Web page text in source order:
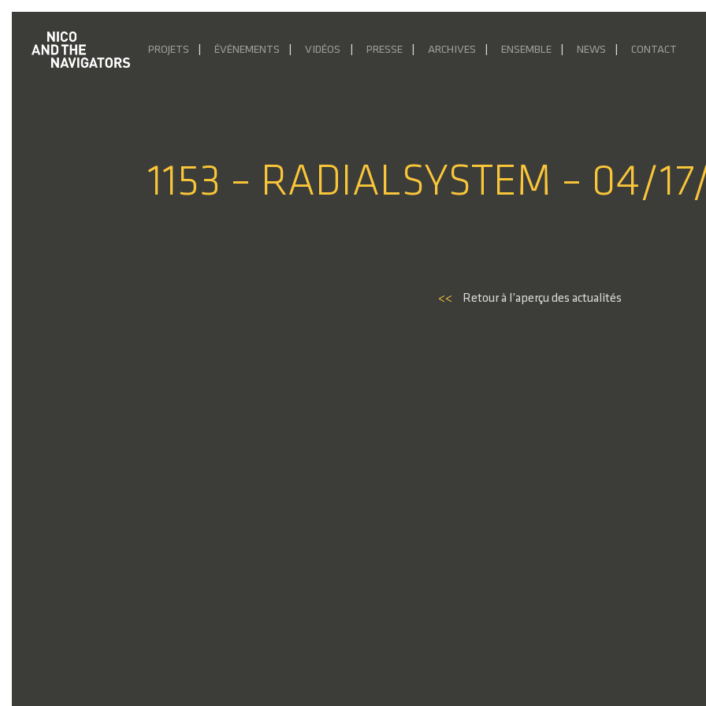
PROJETS ÉVÉNEMENTS VIDÉOS PRESSE ARCHIVES ENSEMBLE NEWS CONTACT
1153 – RADIALSYSTEM – 04/
<< Retour à l’aperçu des actualités